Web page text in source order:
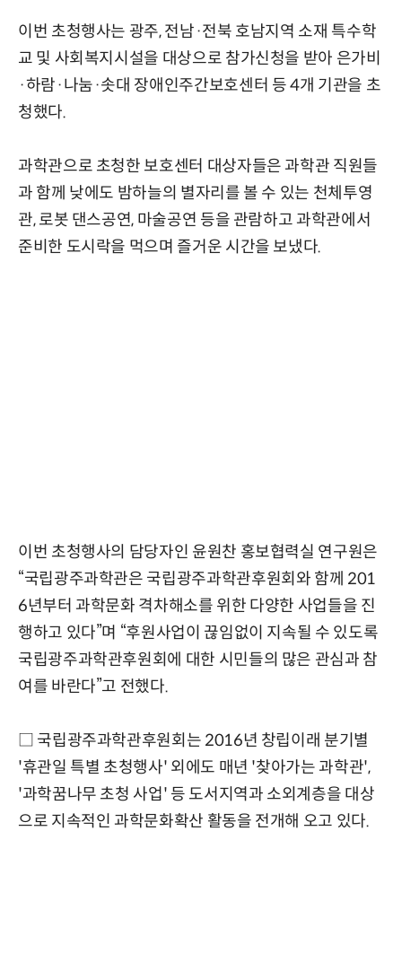
이번 초청행사는 광주, 전남·전북 호남지역 소재 특수학
교 및 사회복지시설을 대상으로 참가신청을 받아 은가비
·하람·나눔·솟대 장애인주간보호센터 등 4개 기관을 초
청했다.
과학관으로 초청한 보호센터 대상자들은 과학관 직원들
과 함께 낮에도 밤하늘의 별자리를 볼 수 있는 천체투영
관, 로봇 댄스공연, 마술공연 등을 관람하고 과학관에서
준비한 도시락을 먹으며 즐거운 시간을 보냈다.
이번 초청행사의 담당자인 윤원찬 홍보협력실 연구원은
“국립광주과학관은 국립광주과학관후원회와 함께 201
6년부터 과학문화 격차해소를 위한 다양한 사업들을 진
행하고 있다”며 “후원사업이 끊임없이 지속될 수 있도록
국립광주과학관후원회에 대한 시민들의 많은 관심과 참
여를 바란다”고 전했다.
□ 국립광주과학관후원회는 2016년 창립이래 분기별
'휴관일 특별 초청행사' 외에도 매년 '찾아가는 과학관',
'과학꿈나무 초청 사업' 등 도서지역과 소외계층을 대상
으로 지속적인 과학문화확산 활동을 전개해 오고 있다.